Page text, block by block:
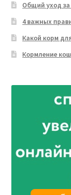
Общий уход
4 важных
Какой корм
Кормление